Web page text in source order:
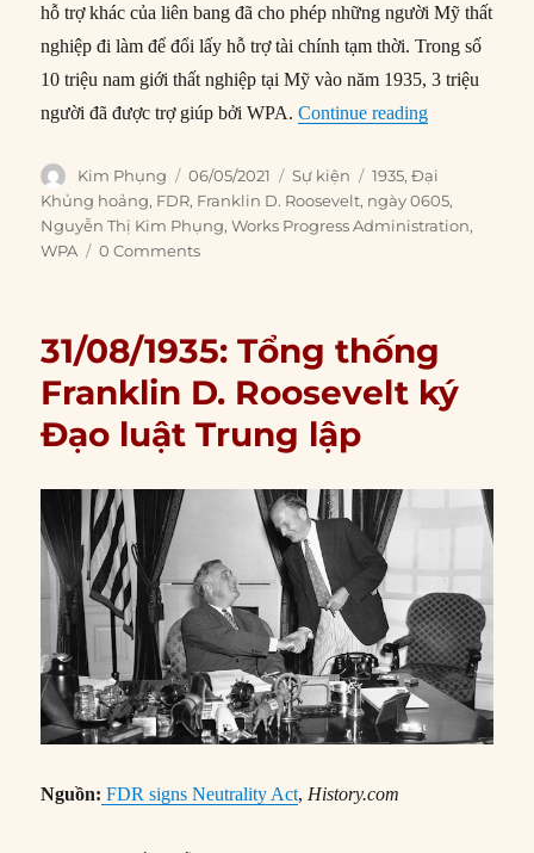
hỗ trợ khác của liên bang đã cho phép những người Mỹ thất
nghiệp đi làm để đổi lấy hỗ trợ tài chính tạm thời. Trong số
10 triệu nam giới thất nghiệp tại Mỹ vào năm 1935, 3 triệu
người đã được trợ giúp bởi WPA.Continue reading“06/05/1935:
Author
Kim Phụng
Posted
on
06/05/2021 Categories
Sự kiện Tags
1935,Đại
Khủng hoảng, FDR, Franklin D. Roosevelt, ngày 0605,
Nguyễn Thị Kim Phụng,Works Progress Administration,
WPA
0 Comments
31/08/1935: Tổng thống
Franklin D. Roosevelt ký
Đạo luật Trung lập
Nguồn: FDR signs Neutrality Act, History.com